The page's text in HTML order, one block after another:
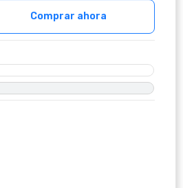
Comprar ahora